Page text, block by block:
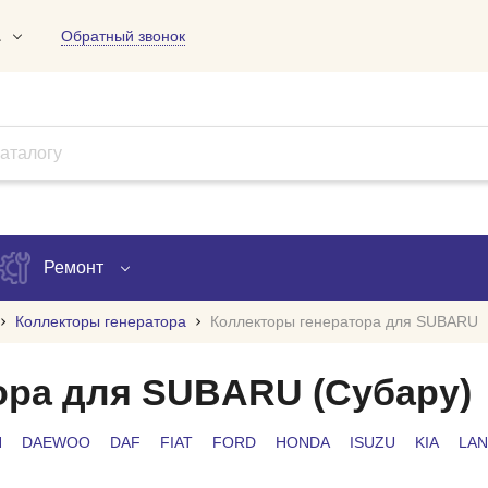
Обратный звонок
Ремонт
Проверка ремонта
Коллекторы генератора Коллекторы генератора для SUBARU
для SUBARU (Субару)
DAEWOO DAF FIAT FORD HONDA ISUZU KIA